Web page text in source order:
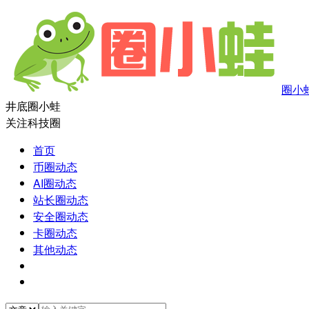
圈小
井底圈小蛙
关注科技圈
首页
币圈动态
AI圈动态
站长圈动态
安全圈动态
卡圈动态
其他动态